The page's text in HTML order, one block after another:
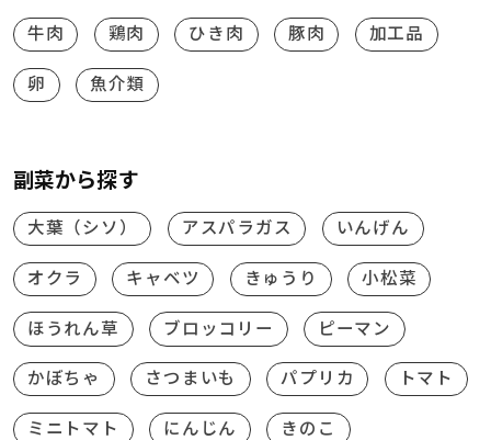
牛肉 鶏肉 ひき肉 豚肉 加工品
卵 魚介類
副菜から探す
大葉（シソ） アスパラガス いんげん
オクラ キャベツ きゅうり 小松菜
ほうれん草 ブロッコリー ピーマン
かぼちゃ さつまいも パプリカ トマト
ミニトマト にんじん きのこ